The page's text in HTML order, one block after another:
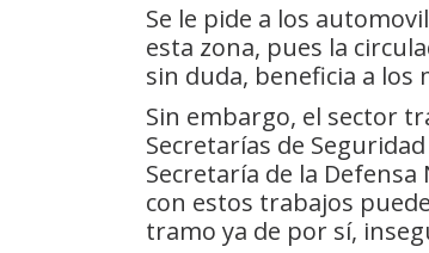
Se le pide a los
esta zona, pues la
sin duda, beneficia a los
Sin embargo, el sector
Secretarías de
Secretaría de la
con estos trabajos
tramo ya de por sí,